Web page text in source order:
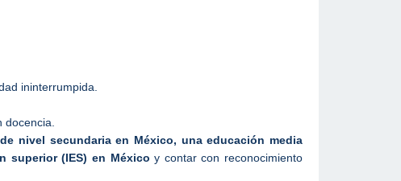
ininterrumpida.
docencia.
nivel secundaria en México, una educación media
superior (IES) en México y contar con reconocimiento